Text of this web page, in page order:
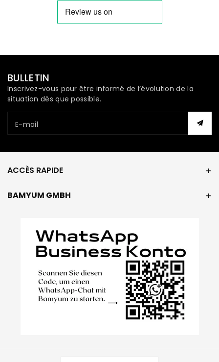
BULLETIN
Inscrivez-vous pour être informé de l’évolution de la
situation dès que possible.
E-mail
ACCÈS RAPIDE
BAMYUM GMBH